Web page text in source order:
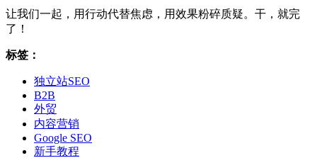
让我们一起，用行动代替焦虑，用效果粉碎质疑。干，就完
了！
标签：
独立站SEO
B2B
外贸
内容营销
Google SEO
新手教程